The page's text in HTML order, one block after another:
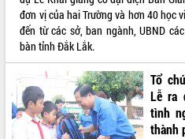
Hội thảo góp ý hồ sơ điều chỉnh quy
hoạch tỉnh Đắk Lắk thời kỳ 2021-2030,
tầm nhìn đến năm 2050
doanh nghiệp nhà nước
Hội nghị triển khai kết nối mạng
truyền số liệu chuyên dùng phục vụ cơ
quan Đảng, Nhà nước
đơn vị của hai Trường và hơn 40 học
đến từ các sở, ban ngành, UBND
bàn tỉnh Đắk Lắk.
Tổ
Lễ ra
tình
thành